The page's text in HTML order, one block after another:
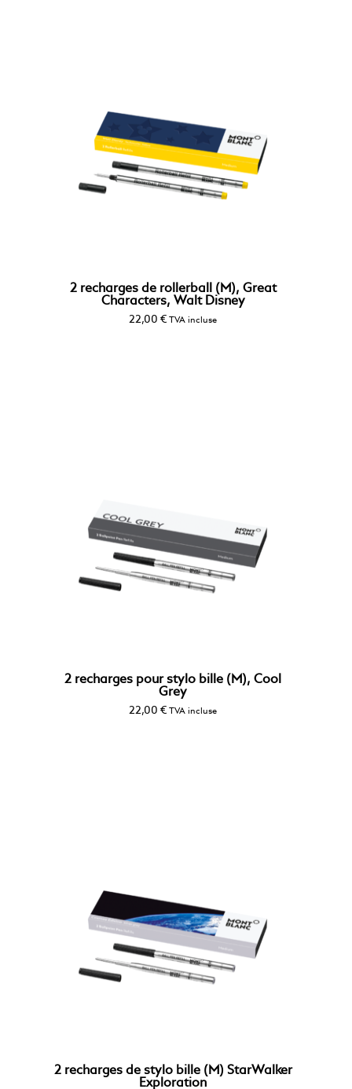
2 recharges de rollerball (M), Great
Characters, Walt Disney
22,00 € TVA incluse
2 recharges pour stylo bille (M), Cool
Grey
22,00 € TVA incluse
2 recharges de stylo bille (M) StarWalker
Exploration